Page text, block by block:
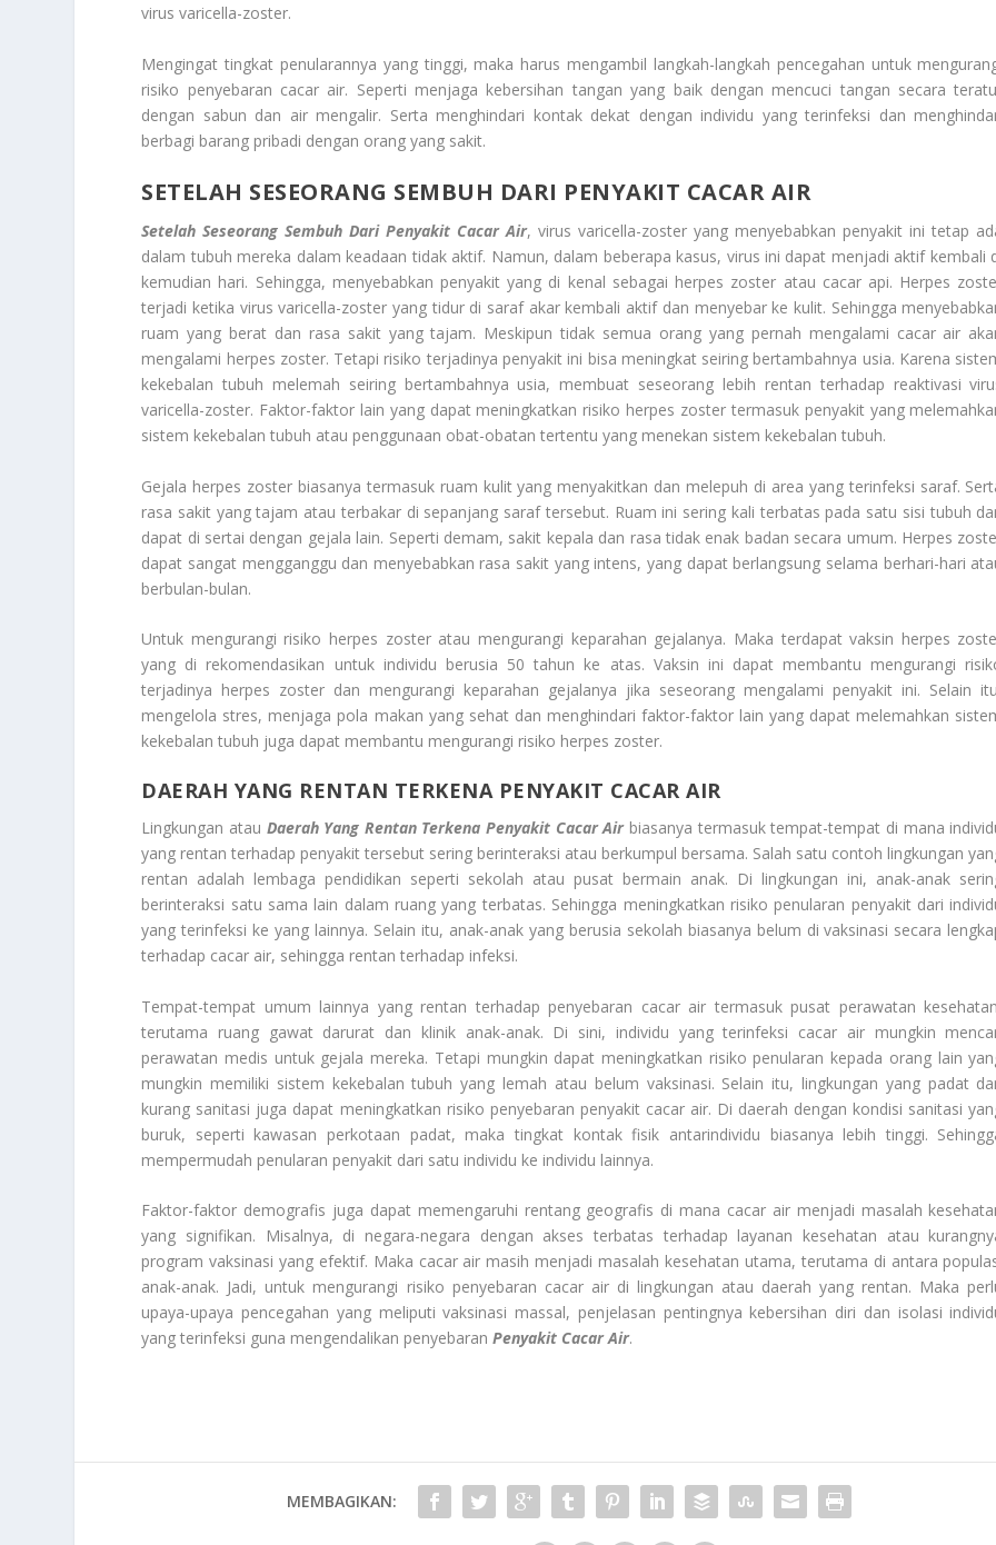
virus varicella-zoster.
Mengingat tingkat penularannya yang tinggi, maka harus mengambil langkah-langkah pencegahan untuk
risiko penyebaran cacar air. Seperti menjaga kebersihan tangan yang baik dengan mencuci tangan secara
dengan sabun dan air mengalir. Serta menghindari kontak dekat dengan individu yang terinfeksi dan
berbagi barang pribadi dengan orang yang sakit.
SETELAH SESEORANG SEMBUH DARI PENYAKIT CACAR AIR
Setelah Seseorang Sembuh Dari Penyakit Cacar Air, virus varicella-zoster yang menyebabkan penyakit ini tetap
dalam tubuh mereka dalam keadaan tidak aktif. Namun, dalam beberapa kasus, virus ini dapat menjadi aktif kembali
kemudian hari. Sehingga, menyebabkan penyakit yang di kenal sebagai herpes zoster atau cacar api. Herpes
terjadi ketika virus varicella-zoster yang tidur di saraf akar kembali aktif dan menyebar ke kulit. Sehingga
ruam yang berat dan rasa sakit yang tajam. Meskipun tidak semua orang yang pernah mengalami cacar air
mengalami herpes zoster. Tetapi risiko terjadinya penyakit ini bisa meningkat seiring bertambahnya usia. Karena
kekebalan tubuh melemah seiring bertambahnya usia, membuat seseorang lebih rentan terhadap reaktivasi
varicella-zoster. Faktor-faktor lain yang dapat meningkatkan risiko herpes zoster termasuk penyakit yang
sistem kekebalan tubuh atau penggunaan obat-obatan tertentu yang menekan sistem kekebalan tubuh.
Gejala herpes zoster biasanya termasuk ruam kulit yang menyakitkan dan melepuh di area yang terinfeksi saraf.
rasa sakit yang tajam atau terbakar di sepanjang saraf tersebut. Ruam ini sering kali terbatas pada satu sisi tubuh
dapat di sertai dengan gejala lain. Seperti demam, sakit kepala dan rasa tidak enak badan secara umum. Herpes
dapat sangat mengganggu dan menyebabkan rasa sakit yang intens, yang dapat berlangsung selama berhari-hari
berbulan-bulan.
Untuk mengurangi risiko herpes zoster atau mengurangi keparahan gejalanya. Maka terdapat vaksin herpes
yang di rekomendasikan untuk individu berusia 50 tahun ke atas. Vaksin ini dapat membantu mengurangi
terjadinya herpes zoster dan mengurangi keparahan gejalanya jika seseorang mengalami penyakit ini. Selain
mengelola stres, menjaga pola makan yang sehat dan menghindari faktor-faktor lain yang dapat melemahkan
kekebalan tubuh juga dapat membantu mengurangi risiko herpes zoster.
DAERAH YANG RENTAN TERKENA PENYAKIT CACAR AIR
Lingkungan atau Daerah Yang Rentan Terkena Penyakit Cacar Airbiasanya termasuk tempat-tempat di mana
yang rentan terhadap penyakit tersebut sering berinteraksi atau berkumpul bersama. Salah satu contoh lingkungan
rentan adalah lembaga pendidikan seperti sekolah atau pusat bermain anak. Di lingkungan ini, anak-anak
berinteraksi satu sama lain dalam ruang yang terbatas. Sehingga meningkatkan risiko penularan penyakit dari
yang terinfeksi ke yang lainnya. Selain itu, anak-anak yang berusia sekolah biasanya belum di vaksinasi secara
terhadap cacar air, sehingga rentan terhadap infeksi.
Tempat-tempat umum lainnya yang rentan terhadap penyebaran cacar air termasuk pusat perawatan
terutama ruang gawat darurat dan klinik anak-anak. Di sini, individu yang terinfeksi cacar air mungkin
perawatan medis untuk gejala mereka. Tetapi mungkin dapat meningkatkan risiko penularan kepada orang lain
mungkin memiliki sistem kekebalan tubuh yang lemah atau belum vaksinasi. Selain itu, lingkungan yang padat
kurang sanitasi juga dapat meningkatkan risiko penyebaran penyakit cacar air. Di daerah dengan kondisi sanitasi
buruk, seperti kawasan perkotaan padat, maka tingkat kontak fisik antarindividu biasanya lebih tinggi.
mempermudah penularan penyakit dari satu individu ke individu lainnya.
Faktor-faktor demografis juga dapat memengaruhi rentang geografis di mana cacar air menjadi masalah
yang signifikan. Misalnya, di negara-negara dengan akses terbatas terhadap layanan kesehatan atau
program vaksinasi yang efektif. Maka cacar air masih menjadi masalah kesehatan utama, terutama di antara
anak-anak. Jadi, untuk mengurangi risiko penyebaran cacar air di lingkungan atau daerah yang rentan. Maka
upaya-upaya pencegahan yang meliputi vaksinasi massal, penjelasan pentingnya kebersihan diri dan isolasi
yang terinfeksi guna mengendalikan penyebaranPenyakit Cacar Air.
MEMBAGIKAN: